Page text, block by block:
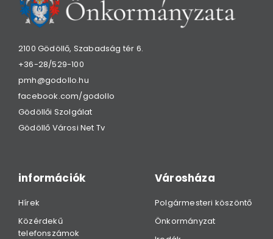
2100 Gödöllő, Szabadság tér 6.
+36-28/529-100
pmh@godollo.hu
facebook.com/godollo
Gödöllői Szolgálat
Gödöllő Városi Net Tv
információk
Hírek
Közérdekű
telefonszámok
Városháza
Polgármesteri köszöntő
Önkormányzat